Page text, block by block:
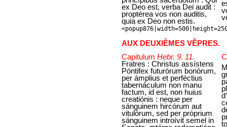
ex Deo est, verba Dei audit :
proptérea vos non auditis,
quia ex Deo non estis.
AUX DEUXIÈMES VÊPRES.
Capitulum Hebr. 9. 11.
Fratres : Christus assístens
Póntifex futurórum bonórum,
per ámplius et perféctius
tabernáculum non manu
factum, id est, non huius
creatiónis : neque per
sánguinem hircórum aut
vitulórum, sed per próprium
sánguinem introívit semel in